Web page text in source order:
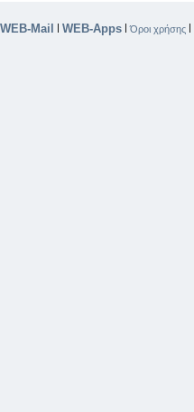
WEB-Mail WEB-Apps |Όροι χρήσης